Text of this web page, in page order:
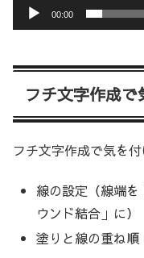
00:00
フチ文字作成で
フチ文字作成で気を
線の設定（線端
ウンド結合」に）
塗りと線の重ね順